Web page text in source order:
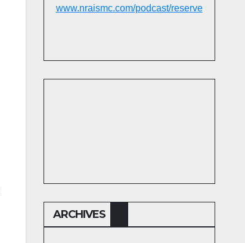
www.nraismc.com/podcast/reserve
ARCHIVES